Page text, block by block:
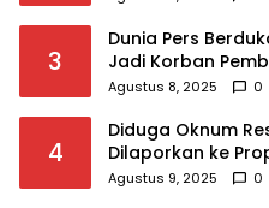
3
Dunia Pers
Jadi Korban
Agustus 8, 2025 0
4
Diduga Oknum
Dilaporkan ke
Agustus 9, 2025 0